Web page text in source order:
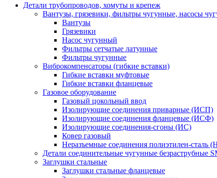
Детали трубопроводов, хомуты и крепеж
Вантузы, грязевики, фильтры чугунные, насосы
Вантузы
Грязевики
Насос чугунный
Фильтры сетчатые латунные
Фильтры чугунные
Виброкомпенсаторы (гибкие вставки)
Гибкие вставки муфтовые
Гибкие вставки фланцевые
Газовое оборудование
Газовый цокольный ввод
Изолирующие соединения приварные (ИСП)
Изолирующие соединения фланцевые (ИСФ)
Изолирующие соединения-сгоны (ИС)
Ковер газовый
Неразъемные соединения полиэтилен-сталь
Детали соединительные чугунные безраструбные
Заглушки стальные
Заглушки стальные фланцевые